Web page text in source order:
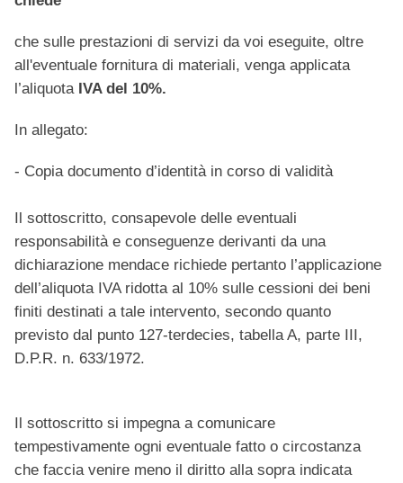
che sulle prestazioni di servizi da voi eseguite, oltre
all'eventuale fornitura di materiali, venga applicata
l’aliquotaIVA del 10%.
In allegato:
- Copia documento d’identità in corso di validità
Il sottoscritto, consapevole delle eventuali
responsabilità e conseguenze derivanti da una
dichiarazione mendace richiede pertanto l’applicazione
dell’aliquota IVA ridotta al 10% sulle cessioni dei beni
finiti destinati a tale intervento, secondo quanto
previsto dal punto 127-terdecies, tabella A, parte III,
D.P.R. n. 633/1972.
Il sottoscritto si impegna a comunicare
tempestivamente ogni eventuale fatto o circostanza
che faccia venire meno il diritto alla sopra indicata